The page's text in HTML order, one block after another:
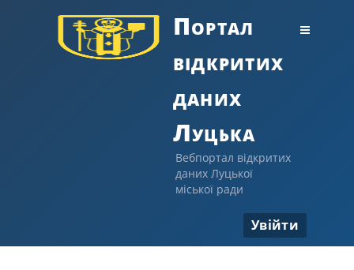
Портал
відкритих
даних
Луцька
Вебпортал відкритих
даних Луцької
міської ради
Увійти